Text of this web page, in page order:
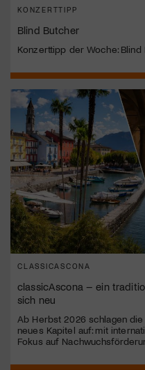
KONZERTTIPP
Blind Butcher
Konzerttipp der Woche:
CLASSICASCONA
classicAscona – ein
sich neu
Ab Herbst 2026 schlagen
neues Kapitel auf: mit
Fokus auf